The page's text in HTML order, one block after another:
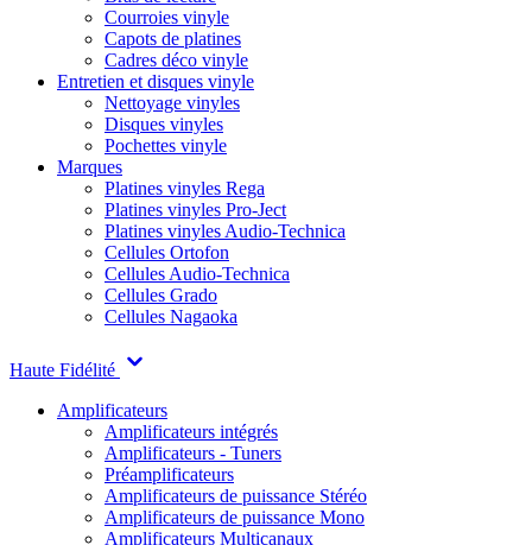
Courroies vinyle
Capots de platines
Cadres déco vinyle
Entretien et disques vinyle
Nettoyage vinyles
Disques vinyles
Pochettes vinyle
Marques
Platines vinyles Rega
Platines vinyles Pro-Ject
Platines vinyles Audio-Technica
Cellules Ortofon
Cellules Audio-Technica
Cellules Grado
Cellules Nagaoka
Haute Fidélité
Amplificateurs
Amplificateurs intégrés
Amplificateurs - Tuners
Préamplificateurs
Amplificateurs de puissance Stéréo
Amplificateurs de puissance Mono
Amplificateurs Multicanaux